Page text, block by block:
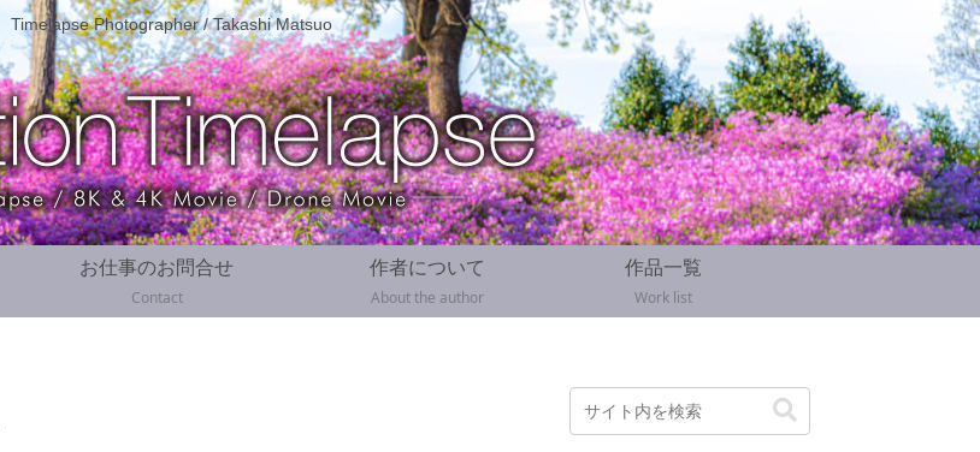
Timelapse Photographer / Takashi Matsuo
お仕事のお問合せ
Contact
作者について
About the author
作品一覧
Work list